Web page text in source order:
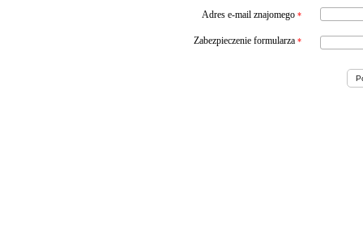
Adres e-mail znajomego *
Zabezpieczenie formularza *